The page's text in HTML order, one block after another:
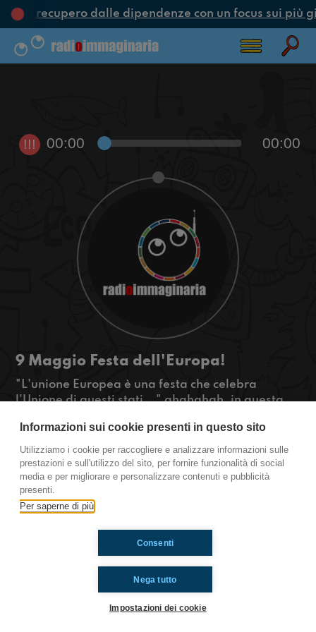
e recupero dalle dipendenze con un focus sui più
!!! 00:00 00:00
9 Maggio Festa dell'Europa!
"L'unione Europea è una festa che celebra
l'Unione di questi stati..." ahahahah, in questa
saremo a Bologna per la festa dell'Europa!!
Radio Immaginaria sarà la radio ufficiale
dell'evento!
By Radio Immaginaria Medicina
Informazioni sui cookie presenti in questo sito
Utilizziamo i cookie per raccogliere e analizzare informazioni sulle
prestazioni e sull'utilizzo del sito, per fornire funzionalità di social
media e per migliorare e personalizzare contenuti e pubblicità
presenti.
Per saperne di più
Nega tutto
Consenti
Impostazioni dei cookie